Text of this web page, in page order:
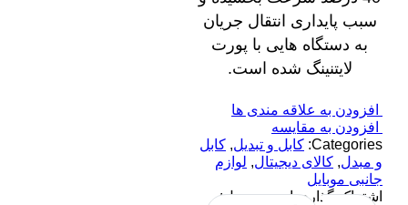
سبب پایداری انتقال جریان
به دستگاه هایی با پورت
لایتنینگ شده است.
افزودن به علاقه مندی ها
افزودن به مقایسه
Categories: کابل و تبدیل, کابل
و مبدل, کالای دیجیتال, لوازم
جانبی موبایل
اشتراک گذاری این محصول: